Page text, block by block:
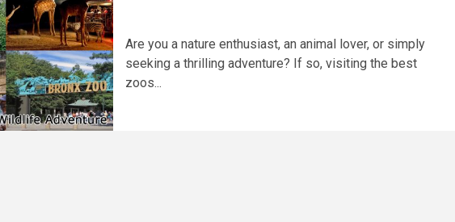
Are you a nature enthusiast, an animal lover, or simply
seeking a thrilling adventure? If so, visiting the best
zoos...